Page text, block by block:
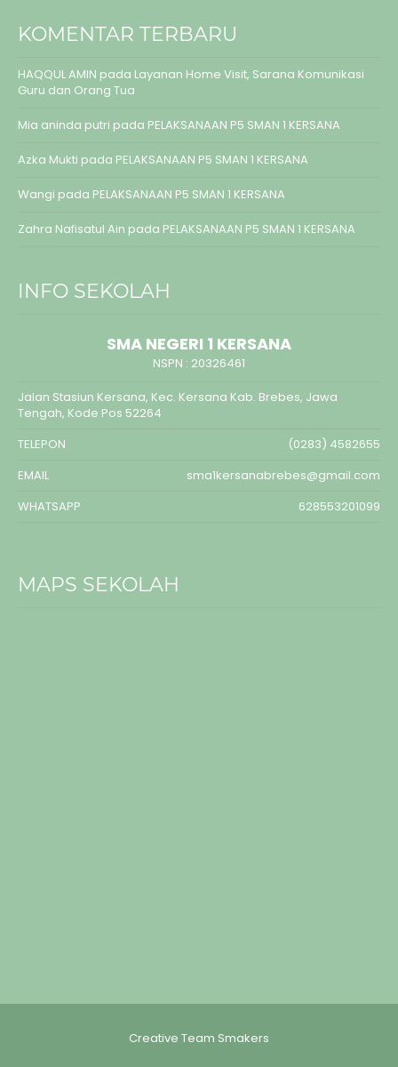
KOMENTAR TERBARU
HAQQUL AMIN pada Layanan Home Visit, Sarana Komunikasi
Guru dan Orang Tua
Mia aninda putri pada PELAKSANAAN P5 SMAN 1 KERSANA
Azka Mukti pada PELAKSANAAN P5 SMAN 1 KERSANA
Wangi pada PELAKSANAAN P5 SMAN 1 KERSANA
Zahra Nafisatul Ain pada PELAKSANAAN P5 SMAN 1 KERSANA
INFO SEKOLAH
SMA NEGERI 1 KERSANA
NSPN : 20326461
Jalan Stasiun Kersana, Kec. Kersana Kab. Brebes, Jawa
Tengah, Kode Pos 52264
TELEPON
(0283) 4582655
EMAIL
sma1kersanabrebes@gmail.com
WHATSAPP
628553201099
MAPS SEKOLAH
Creative Team Smakers